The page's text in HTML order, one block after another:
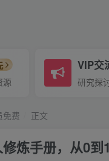
源
VIP交
免费 正文
炼手册，从0